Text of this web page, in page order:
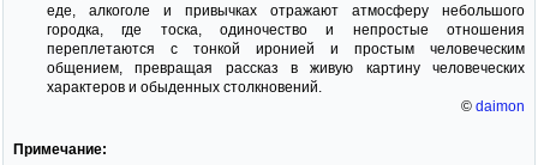
еде, алкоголе и привычках отражают атмосферу небольшого
городка, где тоска, одиночество и непростые отношения
переплетаются с тонкой иронией и простым человеческим
общением, превращая рассказ в живую картину человеческих
характеров и обыденных столкновений.
© daimon
Примечание: